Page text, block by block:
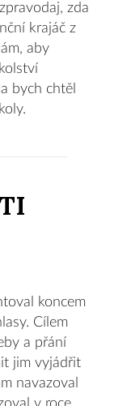
zda
krajáč z
aby
bych chtěl
koncem
Cílem
a přání
jim vyjádřit
navazoval